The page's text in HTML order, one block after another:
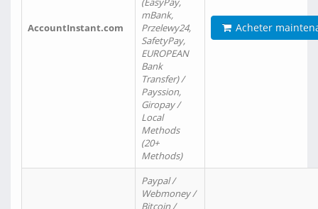
AccountInstant.com
mBank,
Przelewy24,
SafetyPay,
EUROPEAN
Bank
Transfer) /
Payssion,
Giropay /
Local
Methods
(20+
Methods)
Acheter
Paypal /
Webmoney /
Bitcoin /